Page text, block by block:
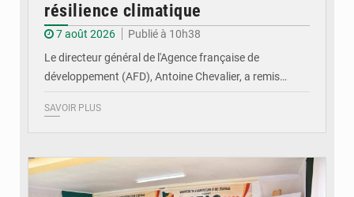
résilience climatique
7 août 2026
Publié à 10h38
Le directeur général de l'Agence française de
développement (AFD), Antoine Chevalier, a remis…
SAVOIR PLUS